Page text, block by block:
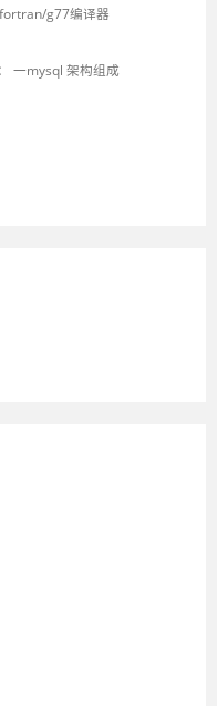
g77编译器
一mysql 架构组成